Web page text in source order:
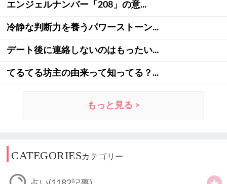
エンジェルナンバー「208」の意...
冷静な判断力を養うパワーストーン...
デート後に連絡しないのはもったい...
てるてる坊主の由来って知ってる？...
もっと見る >
CATEGORIESカテゴリー